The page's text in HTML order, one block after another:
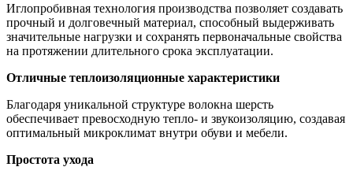
Иглопробивная технология производства позволяет создавать
прочный и долговечный материал, способный выдерживать
значительные нагрузки и сохранять первоначальные свойства
на протяжении длительного срока эксплуатации.
Отличные теплоизоляционные характеристики
Благодаря уникальной структуре волокна шерсть
обеспечивает превосходную тепло- и звукоизоляцию, создавая
оптимальный микроклимат внутри обуви и мебели.
Простота ухода